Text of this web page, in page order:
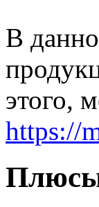
В
этого,
https://